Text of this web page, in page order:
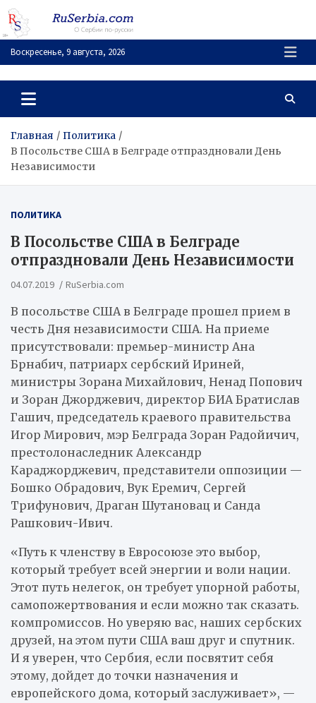
Перейти
содержимому
Воскресенье, 9 августа, 2026
RuSerbia.com
О Сербии – по-русски
Главная
Политика
В Посольстве США в Белграде отпраздновали День
Независимости
ПОЛИТИКА
В Посольстве США в Белграде
отпраздновали День Независимости
04.07.2019 RuSerbia.com
В посольстве США в Белграде прошел прием в
честь Дня независимости США. На приеме
присутствовали: премьер-министр Ана
Брнабич, патриарх сербский Ириней,
министры Зорана Михайлович, Ненад Попович
и Зоран Джорджевич, директор БИА Братислав
Гашич, председатель краевого правительства
Игор Мирович, мэр Белграда Зоран Радойичич,
престолонаследник Александр
Караджорджевич, представители оппозиции —
Бошко Обрадович, Вук Еремич, Сергей
Трифунович, Драган Шутановац и Санда
Рашкович-Ивич.
«Путь к членству в Евросоюзе это выбор,
который требует всей энергии и воли нации.
Этот путь нелегок, он требует упорной работы,
самопожертвования и если можно так сказать.
компромиссов. Но уверяю вас, наших сербских
друзей, на этом пути США ваш друг и спутник.
И я уверен, что Сербия, если посвятит себя
этому, дойдет до точки назначения и
европейского дома, который заслуживает», —